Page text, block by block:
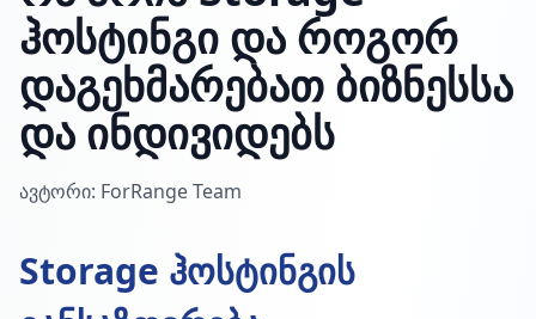
ჰოსტინგი და როგორ
დაგეხმარებათ ბიზნესსა
და ინდივიდებს
ავტორი: ForRange Team
Storage ჰოსტინგის